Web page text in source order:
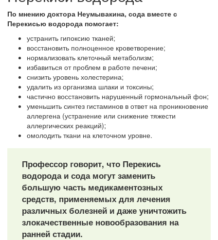
По мнению доктора Неумывакина, сода вместе с
Перекисью водорода помогает:
устранить гипоксию тканей;
восстановить полноценное кроветворение;
нормализовать клеточный метаболизм;
избавиться от проблем в работе печени;
снизить уровень холестерина;
удалить из организма шлаки и токсины;
частично восстановить нарушенный гормональный фон;
уменьшить синтез гистаминов в ответ на проникновение
аллергена (устранение или снижение тяжести
аллергических реакций);
омолодить ткани на клеточном уровне.
Профессор говорит, что Перекись
водорода и сода могут заменить
большую часть медикаментозных
средств, применяемых для лечения
различных болезней и даже уничтожить
злокачественные новообразования на
ранней стадии.